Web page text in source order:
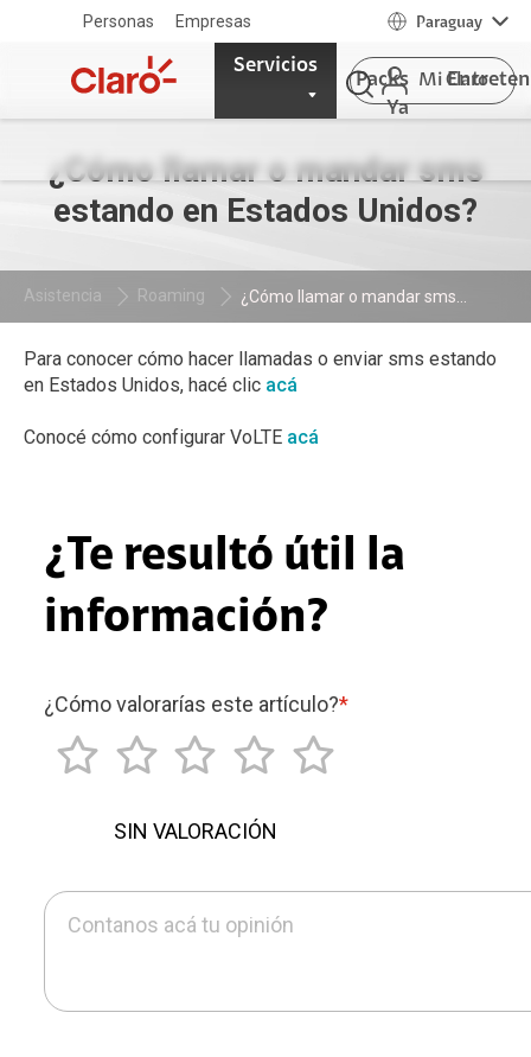
Personas Empresas Paraguay
Servicios
Packs
Ya
Mi Claro
¿Cómo llamar o mandar sms
estando en Estados Unidos?
Asistencia Roaming ¿Cómo llamar o mandar sms...
Para conocer cómo hacer llamadas o enviar sms estando
en Estados Unidos, hacé clic acá
Conocé cómo configurar VoLTE acá
¿Te resultó útil la
información?
¿Cómo valorarías este artículo?*
SIN VALORACIÓN
Contanos acá tu opinión